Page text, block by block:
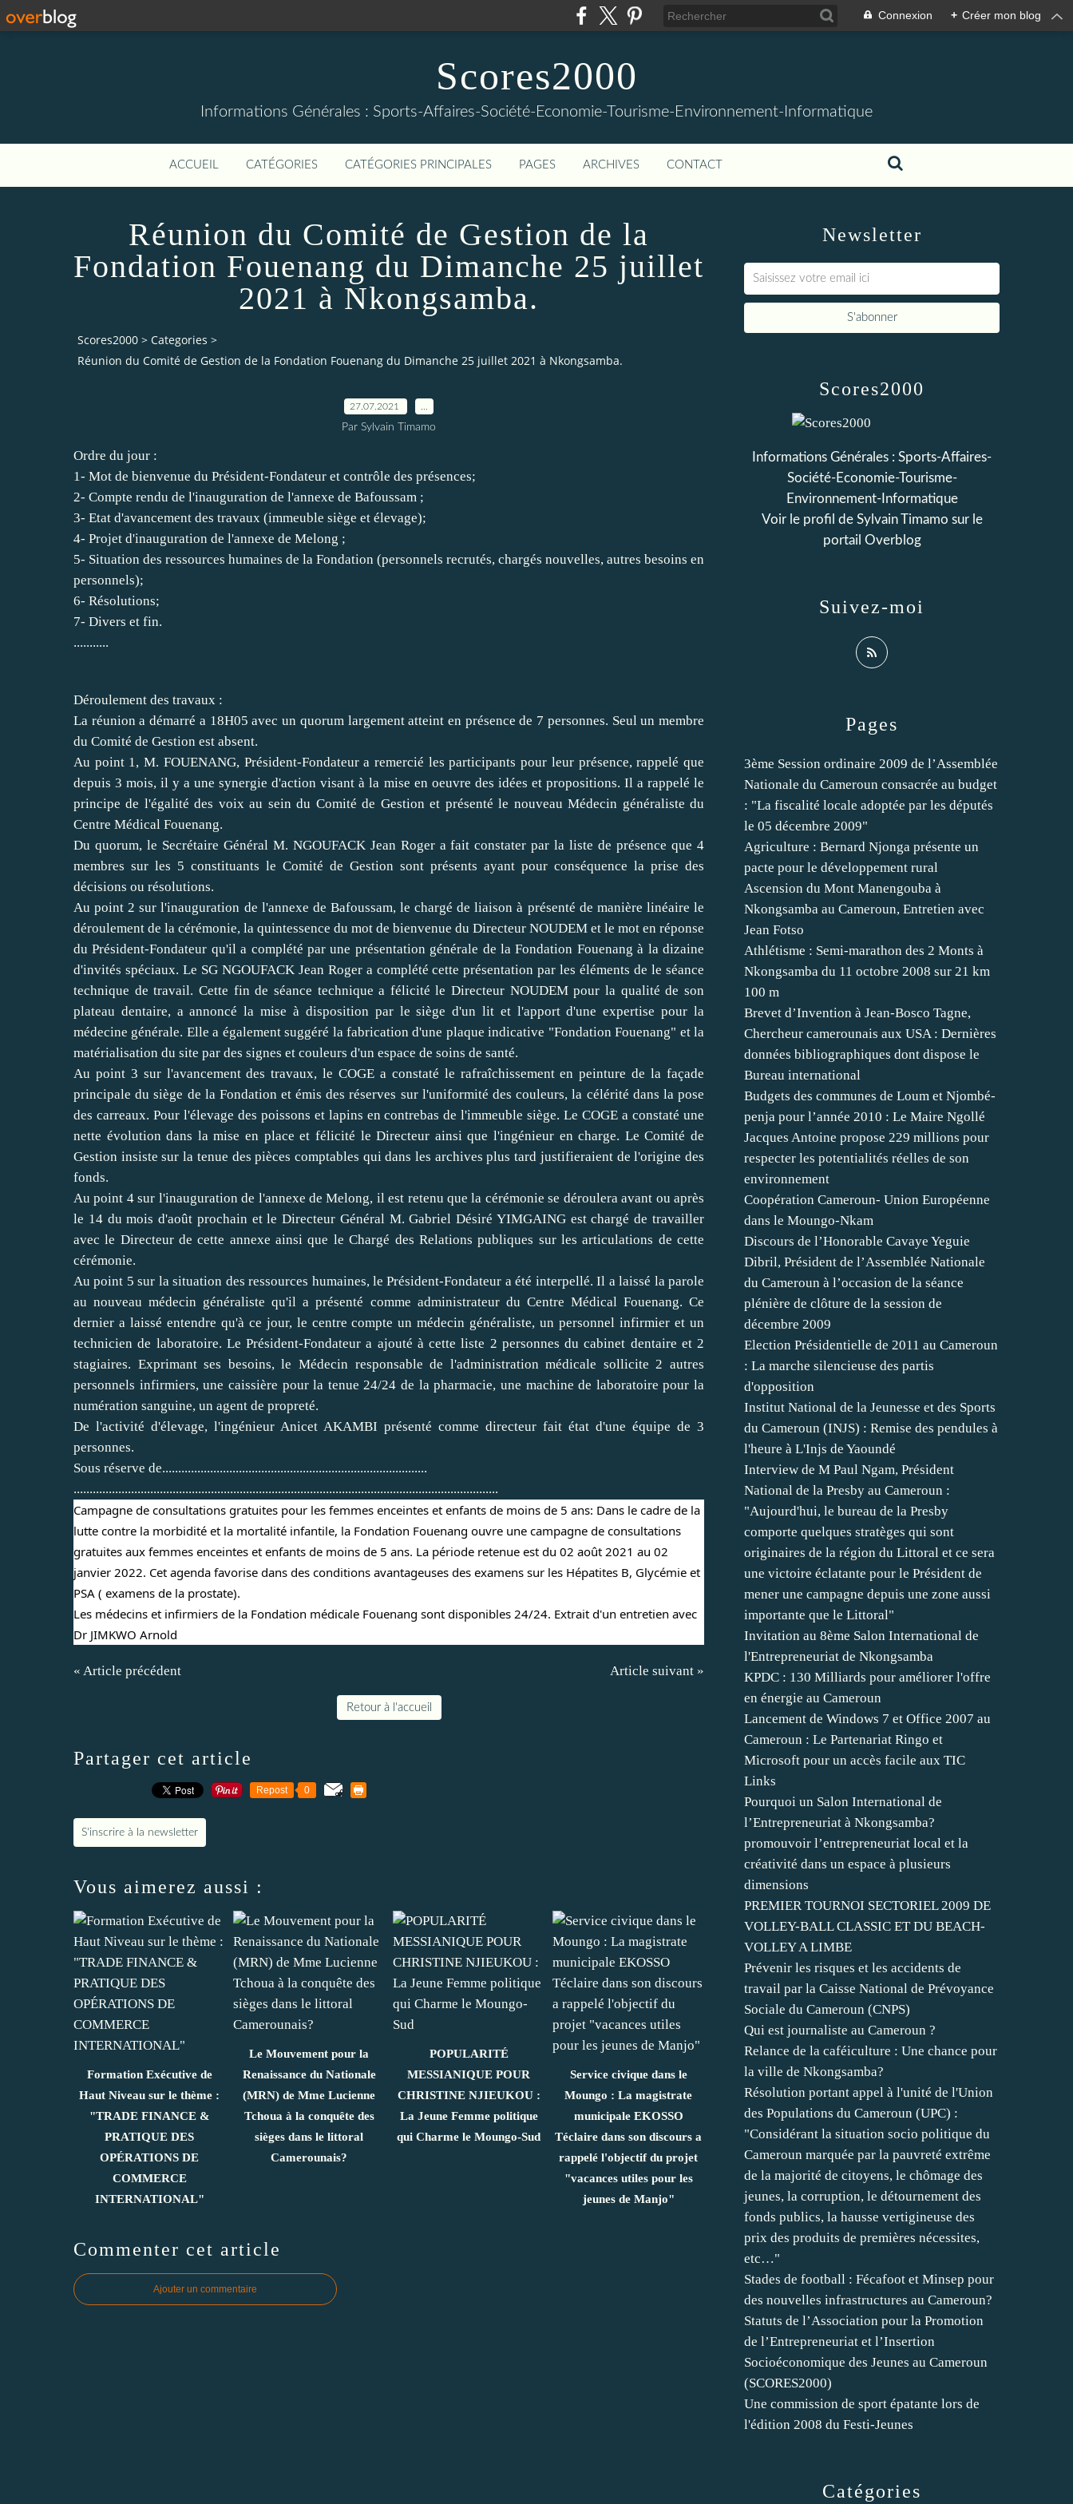
Connexion + Créer mon blog
Scores2000
Informations Générales : Sports-Affaires-Société-Economie-Tourisme-Environnement-Informatique
ACCUEIL CATÉGORIES CATÉGORIES PRINCIPALES PAGES ARCHIVES CONTACT
Réunion du Comité de Gestion de la
Fondation Fouenang du Dimanche 25 juillet
2021 à Nkongsamba.
Scores2000 > Categories >
Réunion du Comité de Gestion de la Fondation Fouenang du Dimanche 25 juillet 2021 à Nkongsamba.
27.07.2021
Par Sylvain Timamo
Ordre du jour :
1- Mot de bienvenue du Président-Fondateur et contrôle des présences;
2- Compte rendu de l'inauguration de l'annexe de Bafoussam ;
3- Etat d'avancement des travaux (immeuble siège et élevage);
4- Projet d'inauguration de l'annexe de Melong ;
5- Situation des ressources humaines de la Fondation (personnels recrutés, chargés nouvelles, autres besoins en
personnels);
6- Résolutions;
7- Divers et fin.
...........
Déroulement des travaux :
La réunion a démarré a 18H05 avec un quorum largement atteint en présence de 7 personnes. Seul un membre
du Comité de Gestion est absent.
Au point 1, M. FOUENANG, Président-Fondateur a remercié les participants pour leur présence, rappelé que
depuis 3 mois, il y a une synergie d'action visant à la mise en oeuvre des idées et propositions. Il a rappelé le
principe de l'égalité des voix au sein du Comité de Gestion et présenté le nouveau Médecin généraliste du
Centre Médical Fouenang.
Du quorum, le Secrétaire Général M. NGOUFACK Jean Roger a fait constater par la liste de présence que 4
membres sur les 5 constituants le Comité de Gestion sont présents ayant pour conséquence la prise des
décisions ou résolutions.
Au point 2 sur l'inauguration de l'annexe de Bafoussam, le chargé de liaison à présenté de manière linéaire le
déroulement de la cérémonie, la quintessence du mot de bienvenue du Directeur NOUDEM et le mot en réponse
du Président-Fondateur qu'il a complété par une présentation générale de la Fondation Fouenang à la dizaine
d'invités spéciaux. Le SG NGOUFACK Jean Roger a complété cette présentation par les éléments de le séance
technique de travail. Cette fin de séance technique a félicité le Directeur NOUDEM pour la qualité de son
plateau dentaire, a annoncé la mise à disposition par le siège d'un lit et l'apport d'une expertise pour la
médecine générale. Elle a également suggéré la fabrication d'une plaque indicative "Fondation Fouenang" et la
matérialisation du site par des signes et couleurs d'un espace de soins de santé.
Au point 3 sur l'avancement des travaux, le COGE a constaté le rafraîchissement en peinture de la façade
principale du siège de la Fondation et émis des réserves sur l'uniformité des couleurs, la célérité dans la pose
des carreaux. Pour l'élevage des poissons et lapins en contrebas de l'immeuble siège. Le COGE a constaté une
nette évolution dans la mise en place et félicité le Directeur ainsi que l'ingénieur en charge. Le Comité de
Gestion insiste sur la tenue des pièces comptables qui dans les archives plus tard justifieraient de l'origine des
fonds.
Au point 4 sur l'inauguration de l'annexe de Melong, il est retenu que la cérémonie se déroulera avant ou après
le 14 du mois d'août prochain et le Directeur Général M. Gabriel Désiré YIMGAING est chargé de travailler
avec le Directeur de cette annexe ainsi que le Chargé des Relations publiques sur les articulations de cette
cérémonie.
Au point 5 sur la situation des ressources humaines, le Président-Fondateur a été interpellé. Il a laissé la parole
au nouveau médecin généraliste qu'il a présenté comme administrateur du Centre Médical Fouenang. Ce
dernier a laissé entendre qu'à ce jour, le centre compte un médecin généraliste, un personnel infirmier et un
technicien de laboratoire. Le Président-Fondateur a ajouté à cette liste 2 personnes du cabinet dentaire et 2
stagiaires. Exprimant ses besoins, le Médecin responsable de l'administration médicale sollicite 2 autres
personnels infirmiers, une caissière pour la tenue 24/24 de la pharmacie, une machine de laboratoire pour la
numération sanguine, un agent de propreté.
De l'activité d'élevage, l'ingénieur Anicet AKAMBI présenté comme directeur fait état d'une équipe de 3
personnes.
Sous réserve de...................................................................................
.....................................................................................................................................
Campagne de consultations gratuites pour les femmes enceintes et enfants de moins de 5 ans: Dans le cadre de la
lutte contre la morbidité et la mortalité infantile, la Fondation Fouenang ouvre une campagne de consultations
gratuites aux femmes enceintes et enfants de moins de 5 ans. La période retenue est du 02 août 2021 au 02
janvier 2022. Cet agenda favorise dans des conditions avantageuses des examens sur les Hépatites B, Glycémie et
PSA ( examens de la prostate).
Les médecins et infirmiers de la Fondation médicale Fouenang sont disponibles 24/24. Extrait d'un entretien avec
Dr JIMKWO Arnold
« Article précédent Article suivant »
Retour à l'accueil
Partager cet article
Repost 0
S'inscrire à la newsletter
Vous aimerez aussi :
Formation Exécutive de
Haut Niveau sur le thème :
"TRADE FINANCE &
PRATIQUE DES
OPÉRATIONS DE
COMMERCE
INTERNATIONAL"
Le Mouvement pour la
Renaissance du Nationale
(MRN) de Mme Lucienne
Tchoua à la conquête des
sièges dans le littoral
Camerounais?
POPULARITÉ
MESSIANIQUE POUR
CHRISTINE NJIEUKOU :
La Jeune Femme politique
qui Charme le Moungo-Sud
Service civique dans le
Moungo : La magistrate
municipale EKOSSO
Téclaire dans son discours a
rappelé l'objectif du projet
"vacances utiles pour les
jeunes de Manjo"
Commenter cet article
Ajouter un commentaire
Newsletter
Catégories
Pages
3ème Session ordinaire 2009 de l’Assemblée
Nationale du Cameroun consacrée au budget
: "La fiscalité locale adoptée par les députés
le 05 décembre 2009"
Agriculture : Bernard Njonga présente un
pacte pour le développement rural
Ascension du Mont Manengouba à
Nkongsamba au Cameroun, Entretien avec
Jean Fotso
Athlétisme : Semi-marathon des 2 Monts à
Nkongsamba du 11 octobre 2008 sur 21 km
100 m
Brevet d’Invention à Jean-Bosco Tagne,
Chercheur camerounais aux USA : Dernières
données bibliographiques dont dispose le
Bureau international
Budgets des communes de Loum et Njombé-
penja pour l’année 2010 : Le Maire Ngollé
Jacques Antoine propose 229 millions pour
respecter les potentialités réelles de son
environnement
Coopération Cameroun- Union Européenne
dans le Moungo-Nkam
Discours de l’Honorable Cavaye Yeguie
Dibril, Président de l’Assemblée Nationale
du Cameroun à l’occasion de la séance
plénière de clôture de la session de
décembre 2009
Election Présidentielle de 2011 au Cameroun
: La marche silencieuse des partis
d'opposition
Institut National de la Jeunesse et des Sports
du Cameroun (INJS) : Remise des pendules à
l'heure à L'Injs de Yaoundé
Interview de M Paul Ngam, Président
National de la Presby au Cameroun :
"Aujourd'hui, le bureau de la Presby
comporte quelques stratèges qui sont
originaires de la région du Littoral et ce sera
une victoire éclatante pour le Président de
mener une campagne depuis une zone aussi
importante que le Littoral"
Invitation au 8ème Salon International de
l'Entrepreneuriat de Nkongsamba
KPDC : 130 Milliards pour améliorer l'offre
en énergie au Cameroun
Lancement de Windows 7 et Office 2007 au
Cameroun : Le Partenariat Ringo et
Microsoft pour un accès facile aux TIC
Links
Pourquoi un Salon International de
l’Entrepreneuriat à Nkongsamba?
promouvoir l’entrepreneuriat local et la
créativité dans un espace à plusieurs
dimensions
PREMIER TOURNOI SECTORIEL 2009 DE
VOLLEY-BALL CLASSIC ET DU BEACH-
VOLLEY A LIMBE
Prévenir les risques et les accidents de
travail par la Caisse National de Prévoyance
Sociale du Cameroun (CNPS)
Qui est journaliste au Cameroun ?
Relance de la caféiculture : Une chance pour
la ville de Nkongsamba?
Résolution portant appel à l'unité de l'Union
des Populations du Cameroun (UPC) :
"Considérant la situation socio politique du
Cameroun marquée par la pauvreté extrême
de la majorité de citoyens, le chômage des
jeunes, la corruption, le détournement des
fonds publics, la hausse vertigineuse des
prix des produits de premières nécessites,
etc…"
Stades de football : Fécafoot et Minsep pour
des nouvelles infrastructures au Cameroun?
Statuts de l’Association pour la Promotion
de l’Entrepreneuriat et l’Insertion
Socioéconomique des Jeunes au Cameroun
(SCORES2000)
Une commission de sport épatante lors de
l'édition 2008 du Festi-Jeunes
Scores2000
Informations Générales : Sports-Affaires-
Société-Economie-Tourisme-
Environnement-Informatique
Voir le profil de Sylvain Timamo sur le
portail Overblog
Suivez-moi